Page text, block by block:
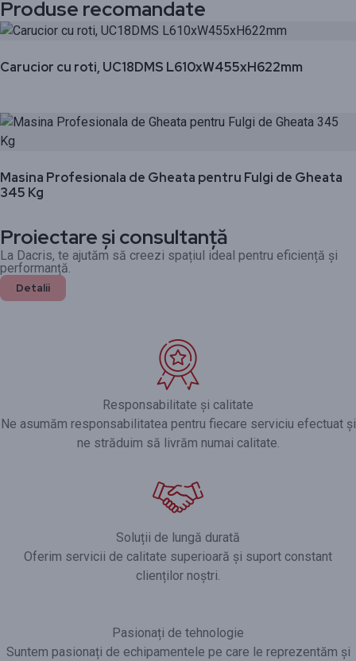
Produse recomandate
Carucior cu roti, UC18DMS L610xW455xH622mm
Masina Profesionala de Gheata pentru Fulgi de Gheata
345 Kg
Proiectare și consultanță
La Dacris, te ajutăm să creezi spațiul ideal pentru eficiență și
performanță.
Detalii
Responsabilitate și calitate
Ne asumăm responsabilitatea pentru fiecare serviciu efectuat și
ne străduim să livrăm numai calitate.
Soluții de lungă durată
Oferim servicii de calitate superioară și suport constant
clienților noștri.
Pasionați de tehnologie
Suntem pasionați de echipamentele pe care le reprezentăm și